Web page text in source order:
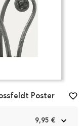
9,95 €
Poster favorite_border